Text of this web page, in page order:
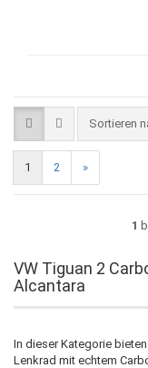
Sortieren
Sortieren
1 2 »
1
VW Tiguan 2
Alcantara
In dieser Kategorie
Lenkrad mit echtem